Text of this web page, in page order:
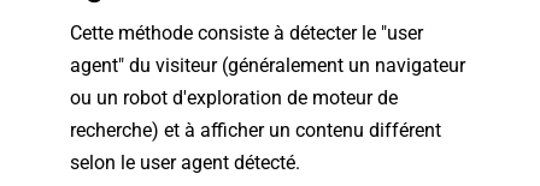
Cette méthode consiste à détecter le "user
agent" du visiteur (généralement un navigateur
ou un robot d'exploration de moteur de
recherche) et à afficher un contenu différent
selon le user agent détecté.